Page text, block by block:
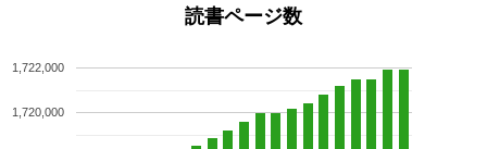
読書ページ数
1,720,000
1,722,000